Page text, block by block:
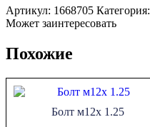
с
полукруглой
и
усом
7801-
81,
Артикул: 1668705 Категория:
Может заинтересовать
Похожие
Болт м12х 1.25